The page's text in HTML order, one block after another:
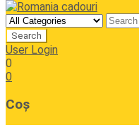
User Login
0
0
Coș